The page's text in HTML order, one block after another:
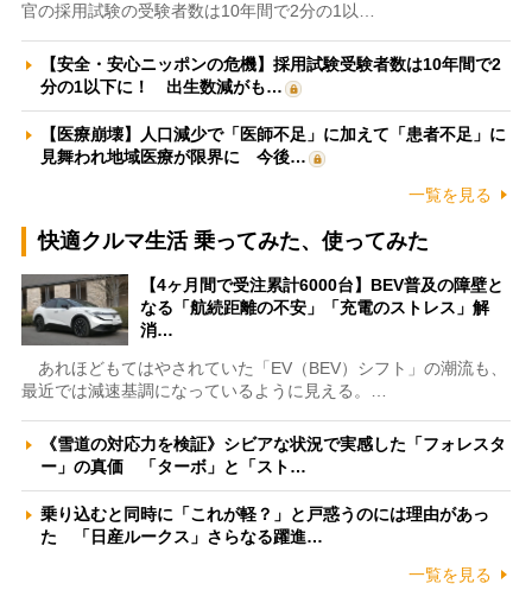
官の採用試験の受験者数は10年間で2分の1以…
【安全・安心ニッポンの危機】採用試験受験者数は10年間で2
分の1以下に！ 出生数減がも…
【医療崩壊】人口減少で「医師不足」に加えて「患者不足」に
見舞われ地域医療が限界に 今後…
一覧を見る
快適クルマ生活 乗ってみた、使ってみた
【4ヶ月間で受注累計6000台】BEV普及の障壁と
なる「航続距離の不安」「充電のストレス」解
消…
あれほどもてはやされていた「EV（BEV）シフト」の潮流も、
最近では減速基調になっているように見える。…
《雪道の対応力を検証》シビアな状況で実感した「フォレスタ
ー」の真価 「ターボ」と「スト…
乗り込むと同時に「これが軽？」と戸惑うのには理由があっ
た 「日産ルークス」さらなる躍進…
一覧を見る